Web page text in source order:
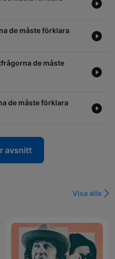
de måste förklara
de måste
de måste förklara
avsnitt
Visa alla